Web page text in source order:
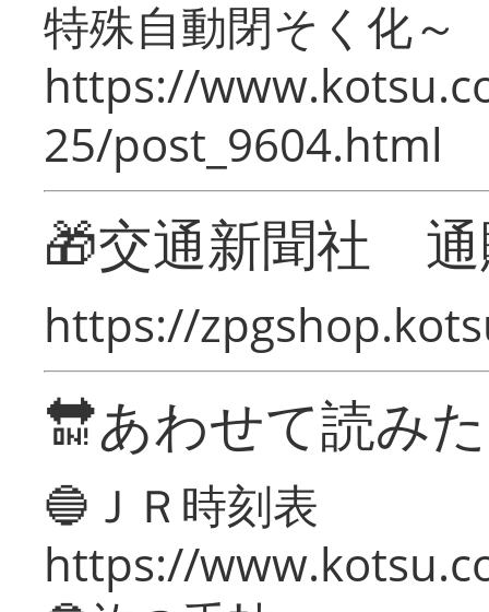
特殊自動閉そく化～
https://
25/post_9604.html
🎁交通新聞社
https://
🔛あわせて読み
🔵ＪＲ時刻表
https://